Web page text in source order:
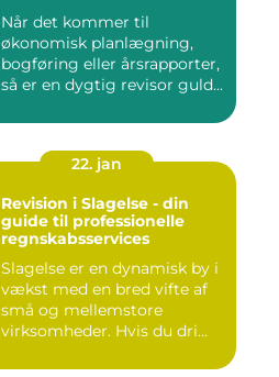
Når det kommer til
økonomisk planlægning,
bogføring eller årsrapporter,
så er en dygtig revisor guld...
22. jan
Revision i Slagelse - din
guide til professionelle
regnskabsservices
Slagelse er en dynamisk by i
vækst med en bred vifte af
små og mellemstore
virksomheder. Hvis du dri...